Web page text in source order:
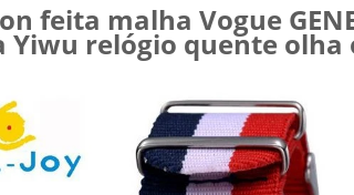
feita malha Vogue
Yiwu relógio quente